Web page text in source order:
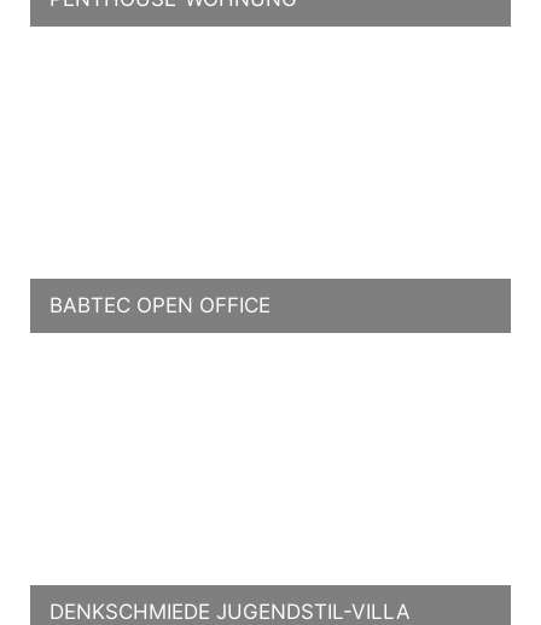
BABTEC OPEN OFFICE
DENKSCHMIEDE JUGENDSTIL-VILLA